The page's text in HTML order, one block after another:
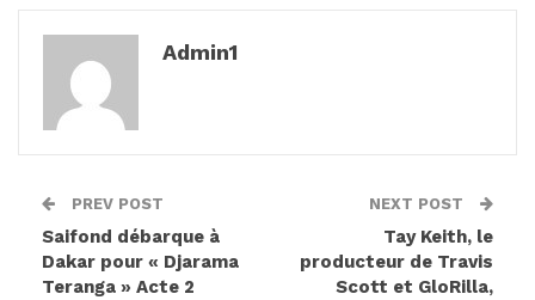
Admin1
PREV POST
Saifond débarque à
Dakar pour « Djarama
Teranga » Acte 2
NEXT POST
Tay Keith, le
producteur de Travis
Scott et GloRilla,